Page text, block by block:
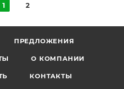
1 2
ПРЕДЛОЖЕНИЯ
О КОМПАНИИ
КОНТАКТЫ